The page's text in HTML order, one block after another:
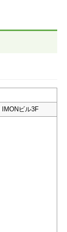
IMONビル3F